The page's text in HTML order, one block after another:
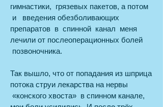
гимнастики, грязевых пакетов, а потом
и введения обезболивающих
препаратов в спинной канал меня
лечили от послеоперационных болей
позвоночника.
Так вышло, что от попадания из шприца
потока струи лекарства на нервы
«конского хвоста» в спинном канале,